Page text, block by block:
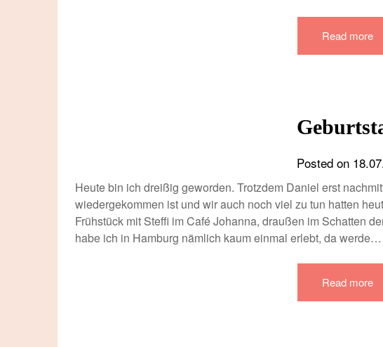
Read more
Posted on
Heute bin ich dreißig geworden. Trotzdem Daniel erst
wiedergekommen ist und wir auch noch viel zu tun hatten
Frühstück mit Steffi im Café Johanna, draußen im Schatten
habe ich in Hamburg nämlich kaum einmal erlebt, da werde…
Read more